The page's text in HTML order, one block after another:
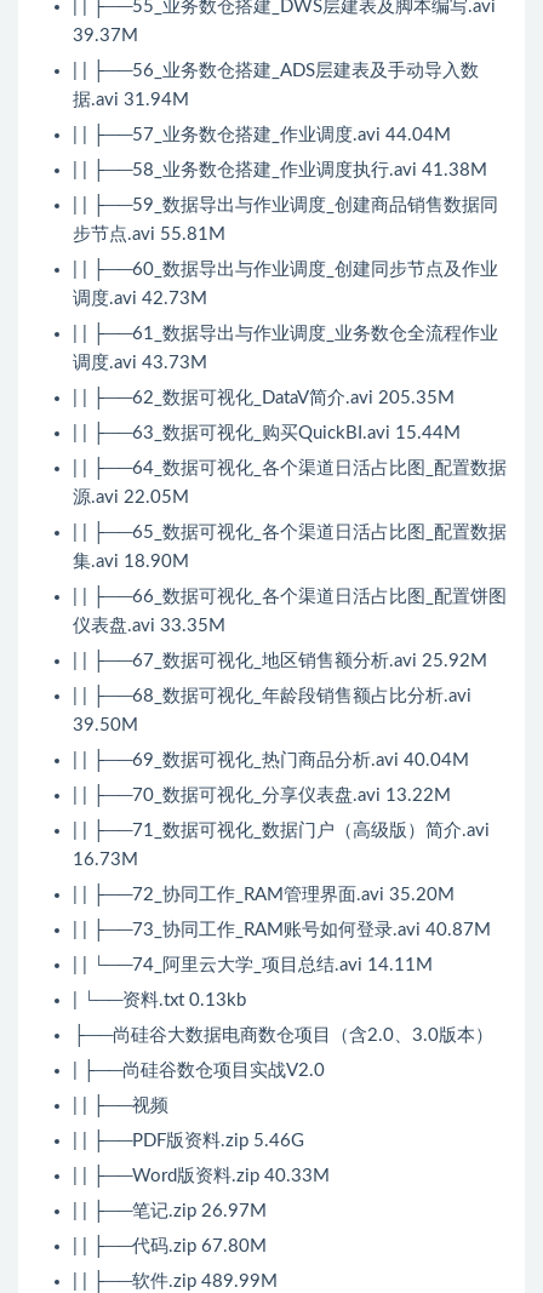
| | ├──55_业务数仓搭建_DWS层建表及脚本编写.avi
39.37M
| | ├──56_业务数仓搭建_ADS层建表及手动导入数
据.avi 31.94M
| | ├──57_业务数仓搭建_作业调度.avi 44.04M
| | ├──58_业务数仓搭建_作业调度执行.avi 41.38M
| | ├──59_数据导出与作业调度_创建商品销售数据同
步节点.avi 55.81M
| | ├──60_数据导出与作业调度_创建同步节点及作业
调度.avi 42.73M
| | ├──61_数据导出与作业调度_业务数仓全流程作业
调度.avi 43.73M
| | ├──62_数据可视化_DataV简介.avi 205.35M
| | ├──63_数据可视化_购买QuickBI.avi 15.44M
| | ├──64_数据可视化_各个渠道日活占比图_配置数据
源.avi 22.05M
| | ├──65_数据可视化_各个渠道日活占比图_配置数据
集.avi 18.90M
| | ├──66_数据可视化_各个渠道日活占比图_配置饼图
仪表盘.avi 33.35M
| | ├──67_数据可视化_地区销售额分析.avi 25.92M
| | ├──68_数据可视化_年龄段销售额占比分析.avi
39.50M
| | ├──69_数据可视化_热门商品分析.avi 40.04M
| | ├──70_数据可视化_分享仪表盘.avi 13.22M
| | ├──71_数据可视化_数据门户（高级版）简介.avi
16.73M
| | ├──72_协同工作_RAM管理界面.avi 35.20M
| | ├──73_协同工作_RAM账号如何登录.avi 40.87M
| | └──74_阿里云大学_项目总结.avi 14.11M
| └──资料.txt 0.13kb
├──尚硅谷大数据电商数仓项目（含2.0、3.0版本）
| ├──尚硅谷数仓项目实战V2.0
| | ├──视频
| | ├──PDF版资料.zip 5.46G
| | ├──Word版资料.zip 40.33M
| | ├──笔记.zip 26.97M
| | ├──代码.zip 67.80M
| | ├──软件.zip 489.99M